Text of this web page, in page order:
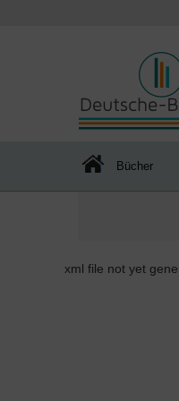
Bücher
xml file not yet